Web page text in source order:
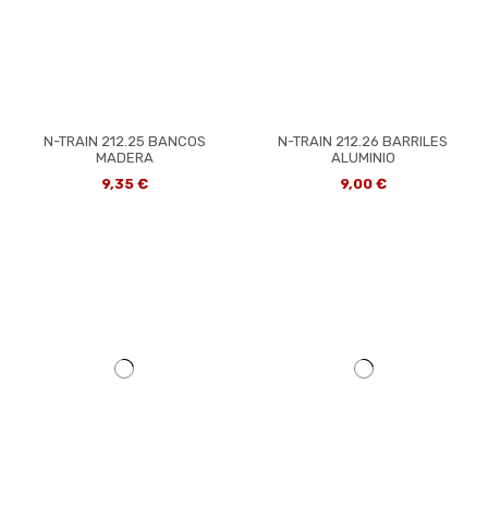
N-TRAIN 212.25 BANCOS
MADERA
9,35 €
N-TRAIN 212.26 BARRILES
ALUMINIO
9,00 €